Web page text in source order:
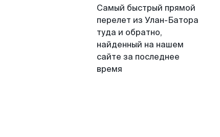
Самый быстрый прямой
перелет из Улан-Батора
туда и обратно,
найденный на нашем
сайте за последнее
время